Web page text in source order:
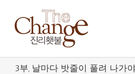
content
3부, 날마다 밧줄이 풀려 나가